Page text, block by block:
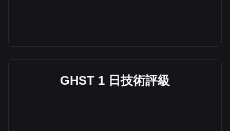
GHST 1 日技術評級